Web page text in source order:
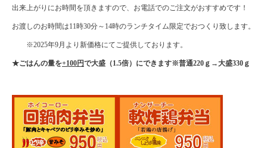
出来上がりにお時間を頂きますので、お電話でのご注文がおすすめです！
お渡しのお時間は11時30分～14時のランチタイム限定でおつくり致します。
※2025年9月より新価格にてご提供しております。
★ごはんの量を+100円で大盛（1.5倍）にできます※普通220ｇ→大盛330ｇ